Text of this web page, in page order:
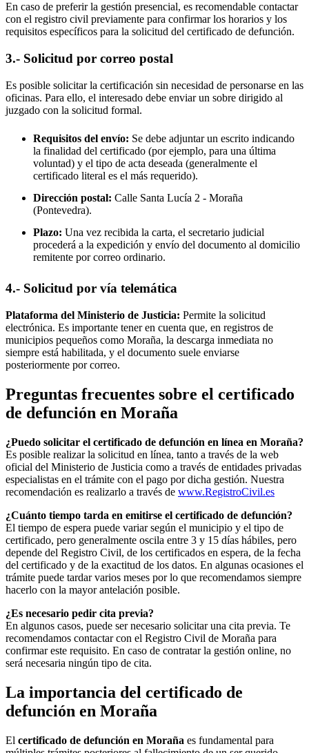
En caso de preferir la gestión presencial, es recomendable contactar
con el registro civil previamente para confirmar los horarios y los
requisitos específicos para la solicitud del certificado de defunción.
3.- Solicitud por correo postal
Es posible solicitar la certificación sin necesidad de personarse en las
oficinas. Para ello, el interesado debe enviar un sobre dirigido al
juzgado con la solicitud formal.
Requisitos del envío: Se debe adjuntar un escrito indicando
la finalidad del certificado (por ejemplo, para una última
voluntad) y el tipo de acta deseada (generalmente el
certificado literal es el más requerido).
Dirección postal: Calle Santa Lucía 2 - Moraña
(Pontevedra).
Plazo: Una vez recibida la carta, el secretario judicial
procederá a la expedición y envío del documento al domicilio
remitente por correo ordinario.
4.- Solicitud por vía telemática
Plataforma del Ministerio de Justicia: Permite la solicitud
electrónica. Es importante tener en cuenta que, en registros de
municipios pequeños como Moraña, la descarga inmediata no
siempre está habilitada, y el documento suele enviarse
posteriormente por correo.
Preguntas frecuentes sobre el certificado
de defunción en Moraña
¿Puedo solicitar el certificado de defunción en línea en Moraña?
Es posible realizar la solicitud en línea, tanto a través de la web
oficial del Ministerio de Justicia como a través de entidades privadas
especialistas en el trámite con el pago por dicha gestión. Nuestra
recomendación es realizarlo a través de www.RegistroCivil.es
¿Cuánto tiempo tarda en emitirse el certificado de defunción?
El tiempo de espera puede variar según el municipio y el tipo de
certificado, pero generalmente oscila entre 3 y 15 días hábiles, pero
depende del Registro Civil, de los certificados en espera, de la fecha
del certificado y de la exactitud de los datos. En algunas ocasiones el
trámite puede tardar varios meses por lo que recomendamos siempre
hacerlo con la mayor antelación posible.
¿Es necesario pedir cita previa?
En algunos casos, puede ser necesario solicitar una cita previa. Te
recomendamos contactar con el Registro Civil de Moraña para
confirmar este requisito. En caso de contratar la gestión online, no
será necesaria ningún tipo de cita.
La importancia del certificado de
defunción en Moraña
El certificado de defunción en Moraña es fundamental para